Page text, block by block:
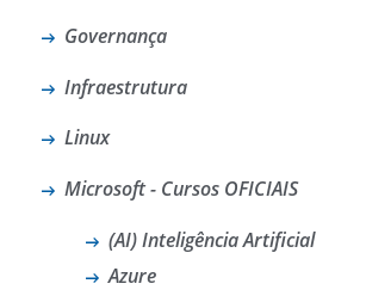
Governança
Infraestrutura
Linux
Microsoft - Cursos OFICIAIS
(AI) Inteligência Artificial
Azure